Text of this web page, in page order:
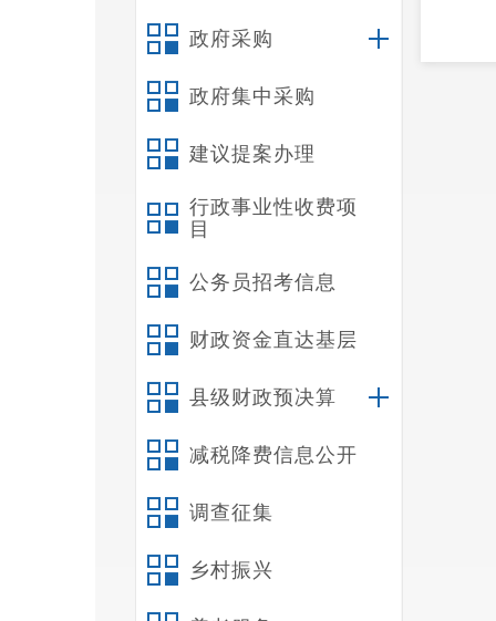
政府采购
政府集中采购
建议提案办理
行政事业性收费项
目
公务员招考信息
财政资金直达基层
县级财政预决算
减税降费信息公开
调查征集
乡村振兴